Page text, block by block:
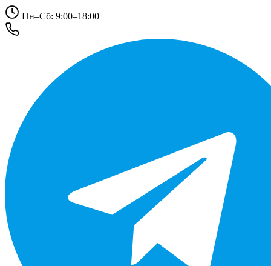
Пн–Сб: 9:00–18:00